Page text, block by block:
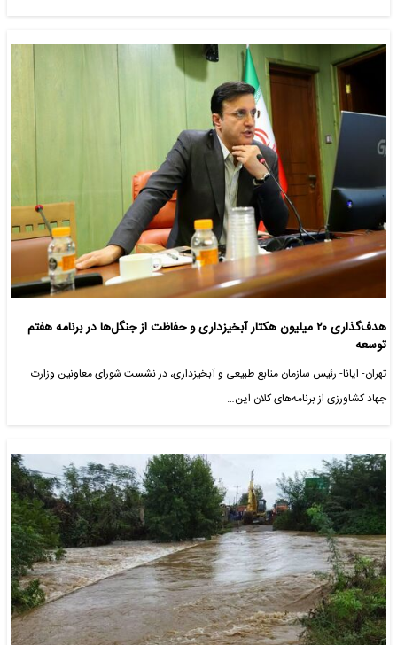
هدف‌گذاری ۲۰ میلیون هکتار آبخیزداری و حفاظت از جنگل‌ها در برنامه هفتم
توسعه
تهران- ایانا- رئیس سازمان منابع طبیعی و آبخیزداری، در نشست شورای معاونین وزارت
جهاد کشاورزی از برنامه‌های کلان این…